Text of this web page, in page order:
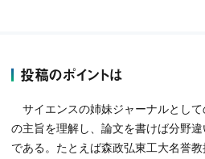
投稿のポイントは
サイエンスの姉妹ジャーナルとし
の主旨を理解し、論文を書けば分野
である。たとえば森政弘東工大名誉